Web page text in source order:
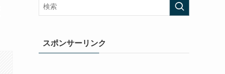
スポンサーリンク